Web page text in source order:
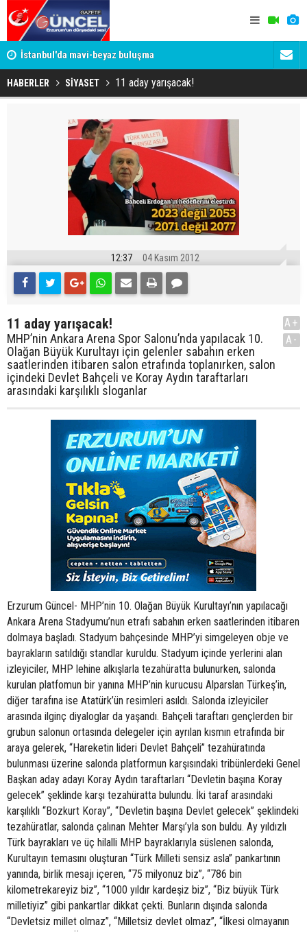
İstanbul'da mavi-beyaz buluşma
HABERLER SİYASET 11 aday yarışacak!
12:37 04 Kasım 2012
11 aday yarışacak!
MHP’nin Ankara Arena Spor Salonu’nda yapılacak 10.
Olağan Büyük Kurultayı için gelenler sabahın erken
saatlerinden itibaren salon etrafında toplanırken, salon
içindeki Devlet Bahçeli ve Koray Aydın taraftarları
arasındaki karşılıklı sloganlar
A+
A-
Erzurum Güncel- MHP’nin 10. Olağan Büyük Kurultayı’nın yapılacağı Ankara Arena Stadyumu’nun etrafı sabahın erken saatlerinden itibaren dolmaya başladı. Stadyum bahçesinde MHP’yi simgeleyen obje ve bayrakların satıldığı standlar kuruldu. Stadyum içinde yerlerini alan izleyiciler, MHP lehine alkışlarla tezahüratta bulunurken, salonda kurulan platfomun bir yanına MHP’nin kurucusu Alparslan Türkeş’in, diğer tarafına ise Atatürk’ün resimleri asıldı. Salonda izleyiciler arasında ilginç diyaloglar da yaşandı. Bahçeli taraftarı gençlerden bir grubun salonun ortasında delegeler için ayrılan kısmın etrafında bir araya gelerek, “Hareketin lideri Devlet Bahçeli” tezahüratında bulunması üzerine salonda platformun karşısındaki tribünlerdeki Genel Başkan aday adayı Koray Aydın taraftarları “Devletin başına Koray gelecek” şeklinde karşı tezahüratta bulundu. İki taraf arasındaki karşılıklı “Bozkurt Koray”, “Devletin başına Devlet gelecek” şeklindeki tezahüratlar, salonda çalınan Mehter Marşı’yla son buldu. Ay yıldızlı Türk bayrakları ve üç hilalli MHP bayraklarıyla süslenen salonda, Kurultayın temasını oluşturan “Türk Milleti sensiz asla” pankartının yanında, birlik mesajı içeren, “75 milyonuz biz”, “786 bin kilometrekareyiz biz”, “1000 yıldır kardeşiz biz”, “Biz büyük Türk milletiyiz” gibi pankartlar dikkat çekti. Bunların dışında salonda “Devletsiz millet olmaz”, “Milletsiz devlet olmaz”, “İlkesi olmayanın ülküsü olmaz”, “Ülküsü olmayanın ülkesi olmaz” pankartları yer aldı. MHP’nin bugün yapılan Büyük Kurultayında genel başkanlık için mevcut genel başkan Devlet Bahçeli dışında 10’dan fazla isim aday adaylıklarını açıkladı. Aday adayları arasında Bahçeli’nin en güçlü rakibinin Koray Aydın olacağı belirtiliyor. -GENEL BAŞKAN ADAY ADAYI SEYFİ ŞAHİN YARIŞTAN ÇEKİLDİ MHP genel başkan aday adayı ve 19. Dönem Kayseri Milletvekili Dr. Seyfi Şahin genel başkan aday adaylığından çekildiğini açıkladı. MHP’nin Ankara Arena’da yapılan 10. Olağan Büyük Kurultayı öncesinde genel başkan aday adaylarından Dr. Seyfi Şahin genel başkanlık yarışından çekildiğini yazılı bir açıklamayla duyurdu. Şahin, açıklamasında 40 yılı aşkın süre sapmadan davasını sürdürdüğünü, Türkiye’nin ve MHP’nin geldiği noktada vahim gidişata dur demek için genel başkanlığa aday olduğunu ifade etti. Oluşan tabloda MHP’de iddiasını sahaya yansıtacak şartların oluşmadığını gördüğünü kaydeden Şahin, açıklamasında, “Bu tablo karşısında tüm adaylara başarılar dileyerek genel başkanlık yarışının içinde olmayacağımı beyan ederim” ifadelerine yer verdi. Şahin, kendisine destek veren partililerine teşekkür etti. -MHP LİDERİ BAHÇELİ KONGRE SALONUNA GELDİ MHP Genel Başkanı Devlet Bahçeli, partisinin 10. Olağan Büyük Kongresi’nin yapıldığı Ankara Arena Spor Salonu’na geldi. Bahçeli salona girmeden önce, dışarıdaki kalabalığın yoğun tezahüratı ile karşılandı. Bahçeli salona girdiğinde de tribünlerden ıslıklar ve sloganlar yükseldi. Kongre salonunda coşkuyla karşılanan Bahçeli, tribünleri selamladı ve daha sonra salonda kendisi için ayrılan yere oturdu. MHP KONGRESİNDE DİVAN BAŞKANI TUĞRUL TÜRKEŞ OLDU MHP’nin 10. Olağan Büyük Kongresinde Divan Başkanlığına Ankara Milletvekili Yıldırım Tuğrul Türkeş seçildi. Kongrenin açılışında konuşan MHP Genel Başkan Yardımcısı Semih Yalçın, 3 Aralık 2011’de başlayan il kongrelerinin, 7 Ekim’deki Gaziantep kongresiyle son bulduğunu belirtti ve “İllerde kongre süreçleri tamamlandı. Rakip partileri kıskandıran bir demokratik yarış oldu. Yaşanan il kongre sürecinde yaşana demokratik tutumun önyargılı değerlendirmeleri boşa çıkardı” dedi. İçeriden ve dışarında ihanet çemberiyle kuşatılan Türkiye’nin MHP’ye ihtiyacının arttığını kaydeden Yalçın, kongredeki birlik bütünlük ifadesinin şer odaklarına anlamlı bir mesaj olacağını belirtti. Yalçın, bin 216 üst kurul delegesinin yoklama kağıdını imzaladığını belirtti. Divan başkanlığı seçimi için aday gösterilen MHP Ankara Milletvekili Yıldırım Tuğrul Türkeş, yapılan açık oylamayla divan başkanlığına seçildi. Bu arada, kongre salonunda zaman zaman Devlet Bahçeli ve Koray Aydın taraftarları arasında sloganlar aracılığı ile atışma yaşanıyor. Kongre çalışmalarına, divanın oluşturulmasının ardından Saygı Duruşu ve İstiklal Marşı’nın okunmasıyla başladı. İstiklal Marşı’nın okunması sırasında tribünlerin ellerindeki Türk Bayraklarını kaldırarak, bozkurt işareti yapmaları da dikkat çekti. -TUĞRUL TÜRKEŞ: “İKTİDARIN SÜRESİ DOLDU, AKP’NİN ALTERNATİFİ MHP” -MHP 10. Olağan Büyük Kurultayı Divan Başkanı Tuğrul Türkeş, AK Parti’nin iktidardaki süresinin dolduğunu belirterek, AK Parti’nin alternatifinin MHP olduğunu söyledi. MHP 10. Olağan Büyük Kurultayı Divan Başkanı Tuğrul Türkeş, AK Parti’nin iktidardaki süresinin dolduğunu, alternatifinin ise MHP olduğunu söyledi. Divan Başkanı seçilen MHP’li Tuğrul Türkeş, konuşmasında, MHP olarak birçok darbe, muhtıra ve zindanlar gördüklerini, işkenceler görüp şehit olduklarını, MHP’nin davasının “Allah, vatan ve millet yoluna adanmış bir dava” olduğunu belirtti. -"ÜLKÜCÜLÜK TERBİYE, DİSİPLİN VE SAYGIDIR"- Konuşmasında ülkücülere de seslenen Türkeş, “Ülkücülük terbiye, disiplin ve saygıdır. Adaylarımızı hepimiz seviyoruz ama kongreye saygı da her ülkücünün sorumluluğundadır. Buna riayet edilmesi gerekir” dedi. Konuşmasında, “Size baktığımda merhum başbuğumuz Alparslan Türkeş’i görüyorum” diyen Tuğrul Türkeş, MHP’nin gelip geçen bir parti olmadığını, Gün Sazak, Dursun Önkuzu gibi şehitlerini gördüğünü söyledi. -"AKP'NİN SÜRESİ DOLDU"- Türkeş, MHP’nin, Türkiye’nin kritik bir sürece girdiği bu günlerde Türk milletini daha fazla ihtiyaç duyduğu bir parti olduğunu ifade etti. “Bugünkü gidişattan memnun değiliz. Demokrasinin nöbetleşme süreç olduğunu AKP’nin süresini doldurduğunu, Türkiye’yi önümüzdeki dönem 3 önemli seçimin beklediğini biliyoruz” diyen Türkeş, bugünkü Kongre’nin topyekun bir canlanmaya ve dirilişe sahne olmak zorunda olduğunu bildirdi. AK Parti’nin alternatifinin milliyetçi ve muhafazakar tabana hitap eden MHP’de olduğunu kaydeden Türkeş, MHP’nin iktidar istediğini kaydederek, salona “iktidar” sloganı attırdı. BAHÇELİ KONUŞUYOR: Türk dünyasının her köşesinden, bereket ve güzellikleri bu salona taşıyan sayın misafirler, milliyetçi hareketi yükseltme hareketinden asla taviz vermeyen fedakar dava arkadaşlarım, millet, milliyet ve milliyetçiliğin fedakar neferleri ülküdaşlarım, ülkü, ilke mücadelesinin eşsiz temsilcileri, yiğit bozkurtlarım, asaletin, zarafetin ve nezaketin simaları olan sevgili asenalar saygıdeğer hanımefendiler, beyefendiler, medyamızın her biri birbirinden değerli medya temsilcileri. Bugün Ankara bir başka güzeldir, bugün Ankara kutlu hareketimizin sevincine ev sahipliği yapmaktadır. Bugün Ankara’da üç hilal ayağa kalkmaktadır, bugün Türklüğün kalp atışları gök kubbeyi çınlatmaktadır. Daha birkaç gün önce 89. yılını idrak ettiğimiz cumhuriyetimizin kurucusu Atatürk’ü ve silah arkadaşlarını, bütün şehitlerimizi ve partimizin kurucu genel başkanı başbuğumuz Alparslan Türkeş beyi rahmetle anıyorum. Türk milleti sensiz asla diyen vatansever milli vicdanlar başkentte bir araya geldi. Varım, var olacağım, birim bir kalacağım diyen millet evlatları Ankara’ya ulaştı. Yenilmedim, yenilmeyeceğim, yıkılmadım, yıkılmayacağım, düşmedim ve düşmeyeceğim diyen millet sevgisi Ankara’da buluştu. Milliyetçi hareket varsa çareler tükenmiş değildir. ülkücü hareket varsa her şey bitmiş değildir. BOP eşbaşkanına, yanına aldığı ihanet arkadaşlarına, kan içen vampirlere inat biz buradayız ve millet için her fedakarlığı yapmaya hazırız. AKP Barzani’yle gurur duymuştu. Az kalsın PKK ve İmralı canisiyle gurur duyduklarını ilan edeceklerdi. Bu nedenle AKP tercihini yapmıştır. Onların tercihi peşmergedir. Bizimse, Türk dünyasının birbirinden değerli siz muhterem misafirlersiniz. Türk milleti sizinle övünüyor. Türklüğü etnik mesanesine indiren başbakan bu duygumuzu anlamayacaktır. Siyasetini bölmeye ufalamaya adamış bu zihniyet ne dediğimizi dünya döndükçe fark edemeyecektir.Varsın AKP Barzani’yle övünsün, başbakan varsın şeref kartını İmralı’ya gömsün. Siz bunların hiçbirine aldırmayın, Türk milletinin gerçek övünçleri buradadır. Türklüğün gurur tablosunda yerini alan mümtaz fertler bu salondadır. AKP canileri alkışlasın, bize sizlerin duaları yeter. AKP Oslo’da düşmanla masaya otursun, biz sizlerle olalım yeter. AKP Habur’da teröristleri karşılasın, biz şehit cenazelerini karşılayalım yeter. 2023 projesini 1997’den beri aziz milletimizin önüne taşıyan şahsım ve MHP’dir. Bu konuda defalarca uyarıya bulunmamıza rağmen Başbakan Erdoğan, 2023 vizyonunu kendisine mal etmeden hiç vazgeçmemiştir. İstanbul’un fethinin 600. yılında 2053 yılında süper güç Türkiye ülkü ve gayemiz bulunmaktadır. 2013 yılından itibaren 40 yılda bu hedefe varmak ihtimal halindedir. Amacımız son yurdumuzda devlet kurmamızın bininci yıl dönümü olan 2077’de Türkiye’nin dünyaya yön veren siyasi ekonomi ve kültür alanında rakipsiz hale gelmesidir. Ekonomi politikalarımızın iki temel esası olan herkese çalışabileceği iş ortamı sağlamak ve geliri adil şekilde paylaştırmak milliyetçiliğimizin insan merkezli olduğumuzun işareti sayılmalıdır. Başbakan’ın 2071 hedefi aldatma ve asıl manasından uzak kalmıştır. Bu gidişle Malazgirt zaferinin 1000. yılında Allah muhafaza millet kalmayacak. AKP zihniyeti parçalanmış bir milleti gerçekleştirme arayışındadır.Başbakan’ın 2071 hedefinde Türk milleti yoktur. 2071 hedefinde Türk kimliği yoktur. 2071 hedefinde Türk yoktur. 2071 hedefinde Türk vatanı da yoktur. Etnik kimliklerle geriletilmiş, Türküm demenin suç sayıldığını bir Anadolu coğrafyası Başbakan Erdoğan’ın isteği ve gizli gündemidir. Yabancı dostları heyecan içindedir. Okyanus ötesine tutunmadan, milletin haklarını peşkeş çekmeden iktidara ulaşılacağını dosta ve düşmana göstereceğiz. Ülkücü Başbakan, ülkücü Cumhurbaşkanı ve ülkücü Meclis Başkanı’nın aynı anda bulunması ve çalışması hayal değildir. Bir insanı muhite bir muhiti vatana ve bir vatanı dünyaya, çağıran yayan sezen ve kavray